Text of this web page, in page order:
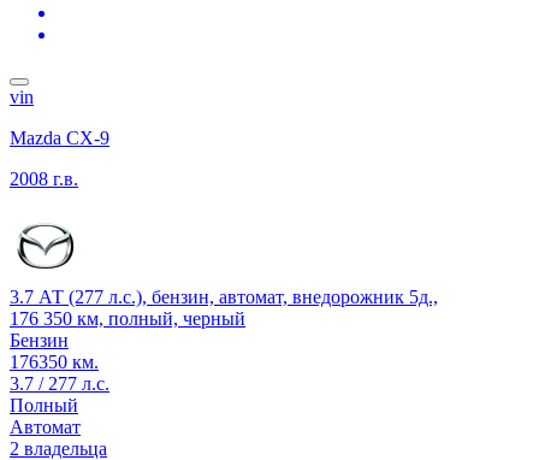
vin
Mazda CX-9
2008 г.в.
3.7 АТ (277 л.с.), бензин, автомат, внедорожник 5д.,
176 350 км, полный, черный
Бензин
176350 км.
3.7 / 277 л.с.
Полный
Автомат
2 владельца